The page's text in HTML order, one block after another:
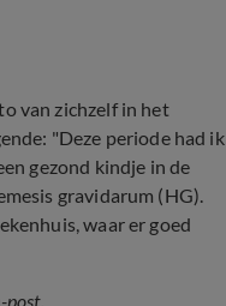
van zichzelf in het
"Deze periode had ik
gezond kindje in de
gravidarum (HG).
waar er goed
post.